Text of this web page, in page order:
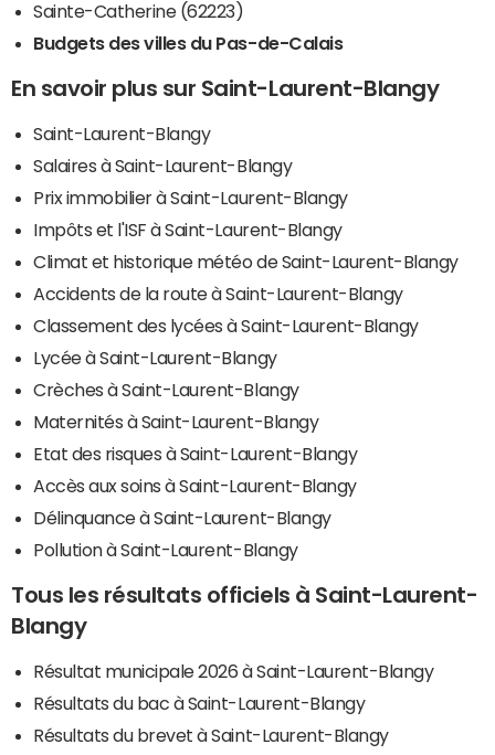
Sainte-Catherine (62223)
Budgets des villes du Pas-de-Calais
En savoir plus sur Saint-Laurent-Blangy
Saint-Laurent-Blangy
Salaires à Saint-Laurent-Blangy
Prix immobilier à Saint-Laurent-Blangy
Impôts et l'ISF à Saint-Laurent-Blangy
Climat et historique météo de Saint-Laurent-Blangy
Accidents de la route à Saint-Laurent-Blangy
Classement des lycées à Saint-Laurent-Blangy
Lycée à Saint-Laurent-Blangy
Crèches à Saint-Laurent-Blangy
Maternités à Saint-Laurent-Blangy
Etat des risques à Saint-Laurent-Blangy
Accès aux soins à Saint-Laurent-Blangy
Délinquance à Saint-Laurent-Blangy
Pollution à Saint-Laurent-Blangy
Tous les résultats officiels à Saint-Laurent-
Blangy
Résultat municipale 2026 à Saint-Laurent-Blangy
Résultats du bac à Saint-Laurent-Blangy
Résultats du brevet à Saint-Laurent-Blangy